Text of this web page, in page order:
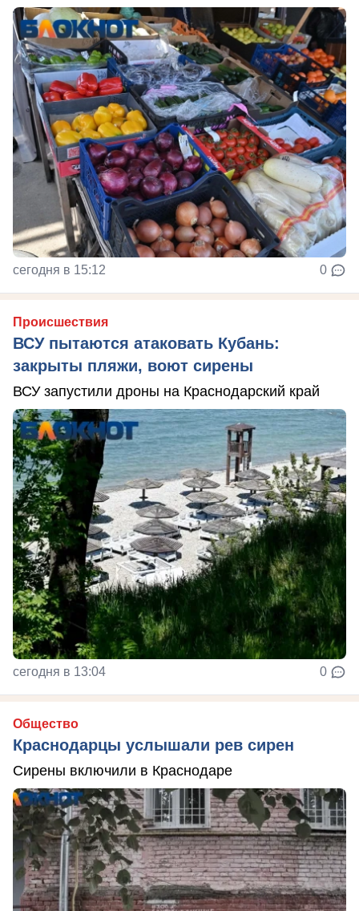
сегодня в 15:12 0
Происшествия
ВСУ пытаются атаковать Кубань:
закрыты пляжи, воют сирены
ВСУ запустили дроны на Краснодарский край
сегодня в 13:04 0
Общество
Краснодарцы услышали рев сирен
Сирены включили в Краснодаре